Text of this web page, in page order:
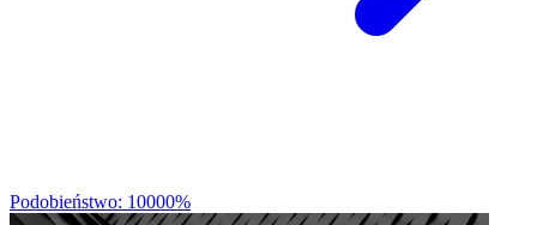
Podobieństwo: 10000%